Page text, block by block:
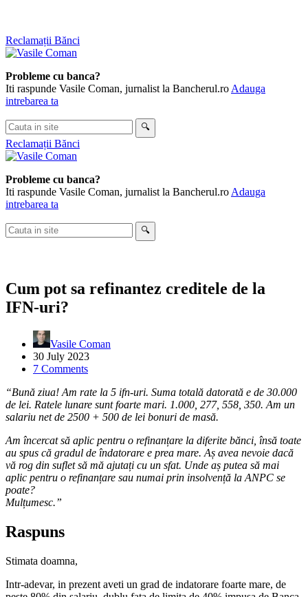
Skip
to
Reclamații Bănci
Probleme cu banca?
Iti raspunde Vasile Coman, jurnalist la Bancherul.ro Adauga
intrebarea ta
Cauta
in
site
🔍
Reclamații Bănci
Probleme cu banca?
Iti raspunde Vasile Coman, jurnalist la Bancherul.ro Adauga
intrebarea ta
Cauta
in
🔍
Cum pot sa refinantez creditele de la
IFN-uri?
Vasile Coman
30 July 2023
7 Comments
“Bună ziua! Am rate la 5 ifn-uri. Suma totală datorată e de 30.000
de lei. Ratele lunare sunt foarte mari. 1.000, 277, 558, 350. Am un
salariu net de 2500 + 500 de lei bonuri de masă.
Am încercat să aplic pentru o refinanțare la diferite bănci, însă toate
au spus că gradul de îndatorare e prea mare. Aș avea nevoie dacă
vă rog din suflet să mă ajutați cu un sfat. Unde aș putea să mai
aplic pentru o refinanțare sau numai prin insolvență la ANPC se
poate?
Mulțumesc.”
Raspuns
Stimata doamna,
Intr-adevar, in prezent aveti un grad de indatorare foarte mare, de